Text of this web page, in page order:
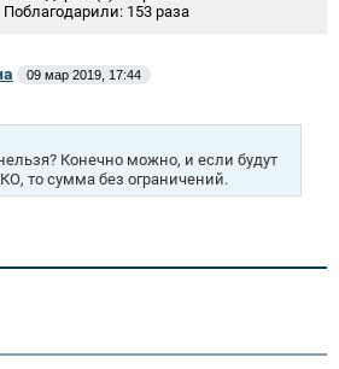
Поблагодарили: 153 раза
09 мар 2019, 17:44
Конечно можно, и если будут
то сумма без ограничений.